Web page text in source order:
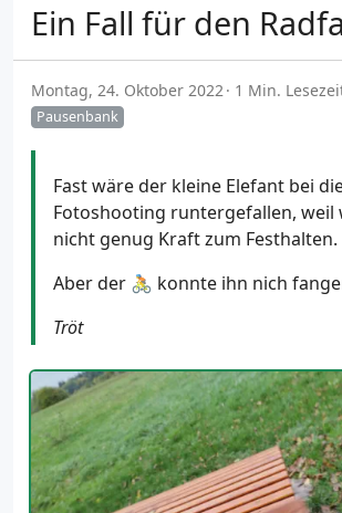
Ein Fall für den
Montag, 24. Oktober 2022 1 Min.
Pausenbank
Fast wäre der kleine Elefant bei
Fotoshooting runtergefallen, weil
nicht genug Kraft zum Festhalten.
Aber der 🚴 konnte ihn nich
Tröt